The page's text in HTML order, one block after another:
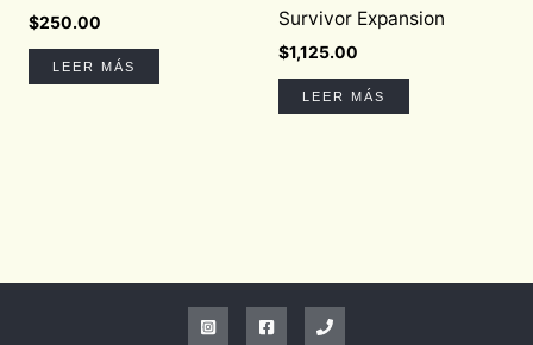
$250.00
LEER MÁS
Survivor Expansion
$1,125.00
LEER MÁS